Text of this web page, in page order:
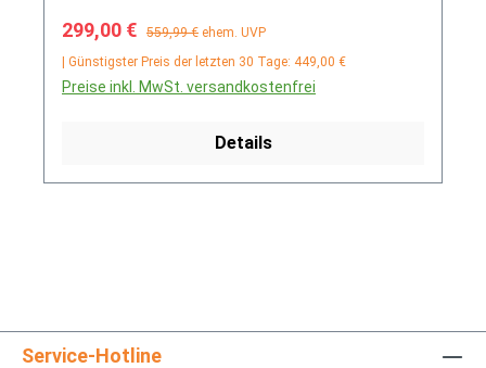
Verkaufspreis:
299,00 € Regulärer Preis:
559,99 € ehem. UVP
| Günstigster Preis der letzten 30 Tage: 449,00 €
Preise inkl. MwSt. versandkostenfrei
Details
Service-Hotline